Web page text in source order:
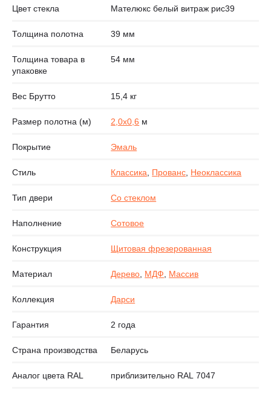
Цвет стекла Мателюкс белый витраж рис39
Толщина полотна 39 мм
Толщина товара в
упаковке
54 мм
Вес Брутто 15,4 кг
Размер полотна (м) 2,0х0,6 м
Покрытие Эмаль
Стиль Классика, Прованс, Неоклассика
Тип двери Со стеклом
Наполнение Сотовое
Конструкция Щитовая фрезерованная
Материал Дерево, МДФ, Массив
Коллекция Дарси
Гарантия 2 года
Страна производства Беларусь
Аналог цвета RAL приблизительно RAL 7047